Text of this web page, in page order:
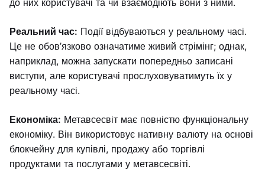
до них користувачі та чи взаємодіють вони з ними.
Реальний час: Події відбуваються у реальному часі.
Це не обов’язково означатиме живий стрімінг; однак,
наприклад, можна запускати попередньо записані
виступи, але користувачі прослуховуватимуть їх у
реальному часі.
Економіка: Метавсесвіт має повністю функціональну
економіку. Він використовує нативну валюту на основі
блокчейну для купівлі, продажу або торгівлі
продуктами та послугами у метавсесвіті.